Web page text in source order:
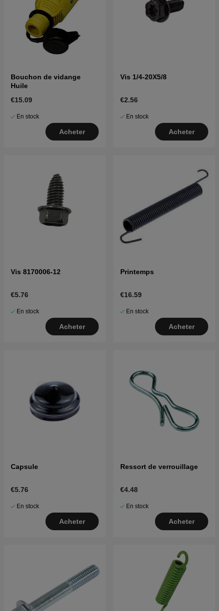
Bouchon de vidange
Huile
€15.09
En stock
Acheter
Vis 1/4-20X5/8
€2.56
En stock
Acheter
Vis 8170006-12
€5.76
En stock
Acheter
Printemps
€16.59
En stock
Acheter
Capsule
€5.76
En stock
Acheter
Ressort de verrouillage
€4.48
En stock
Acheter